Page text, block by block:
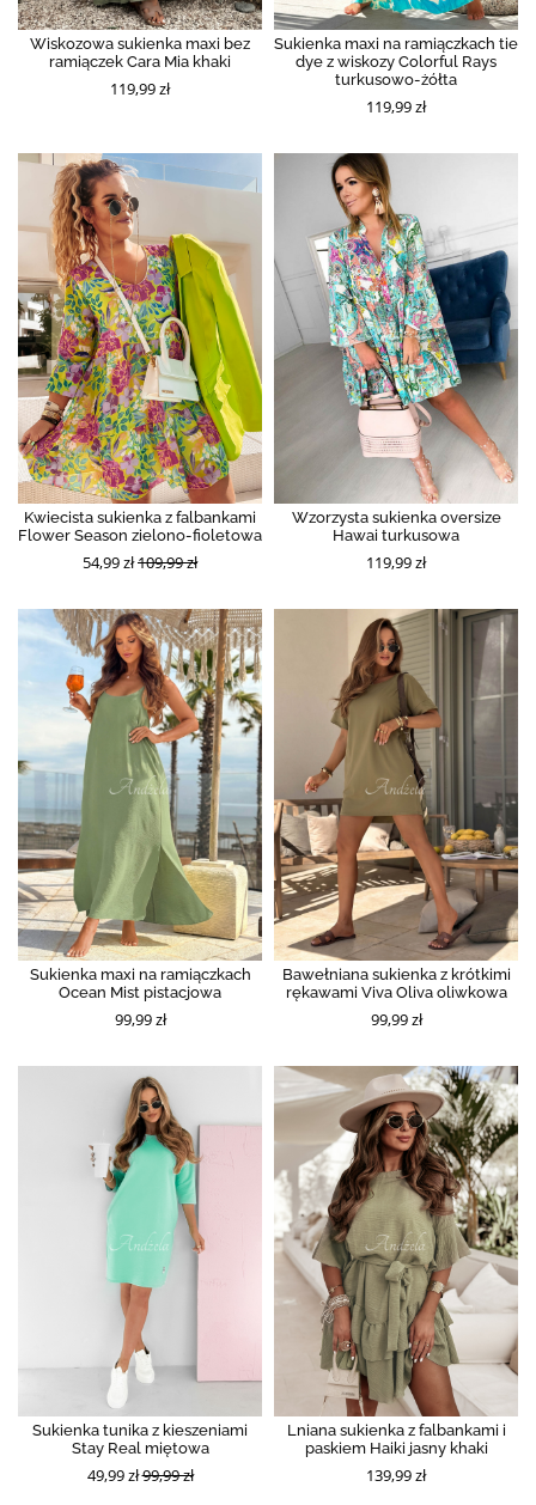
Wiskozowa sukienka maxi bez
ramiączek Cara Mia khaki
119,99 zł
Sukienka maxi na ramiączkach tie
dye z wiskozy Colorful Rays
turkusowo-żółta
119,99 zł
Kwiecista sukienka z falbankami
Flower Season zielono-fioletowa
54,99 zł109,99 zł
Wzorzysta sukienka oversize
Hawai turkusowa
119,99 zł
Sukienka maxi na ramiączkach
Ocean Mist pistacjowa
99,99 zł
Bawełniana sukienka z krótkimi
rękawami Viva Oliva oliwkowa
99,99 zł
Sukienka tunika z kieszeniami
Stay Real miętowa
49,99 zł99,99 zł
Lniana sukienka z falbankami i
paskiem Haiki jasny khaki
139,99 zł